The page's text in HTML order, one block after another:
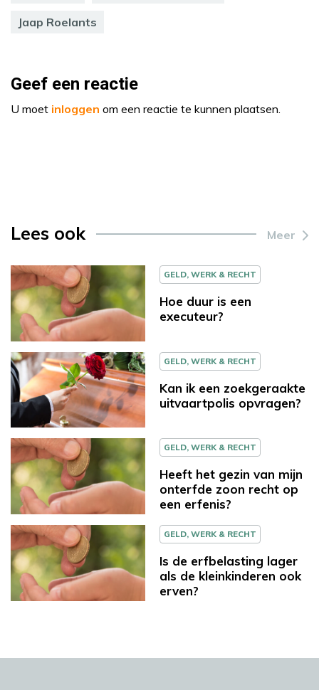
Jaap Roelants
Geef een reactie
U moet inloggen om een reactie te kunnen plaatsen.
Lees ook Meer
GELD, WERK & RECHT
Hoe duur is een
executeur?
GELD, WERK & RECHT
Kan ik een zoekgeraakte
uitvaartpolis opvragen?
GELD, WERK & RECHT
Heeft het gezin van mijn
onterfde zoon recht op
een erfenis?
GELD, WERK & RECHT
Is de erfbelasting lager
als de kleinkinderen ook
erven?